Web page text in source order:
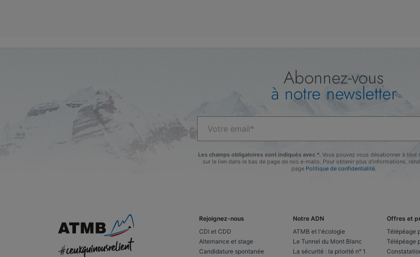
Abonnez-vous
à notre newsletter
Les champs obligatoires sont indiqués avec *. Vous pouvez vous désabonner à tout
sur le lien dans le bas de page de nos e-mails. Pour obtenir plus d'informations,
page Politique de confidentialité.
Rejoignez-nous
CDI et CDD
Alternance et stage
Candidature spontanée
Notre ADN
ATMB et l'écologie
Le Tunnel du Mont Blanc
La sécurité : la priorité n° 1
Offres et
Télépéage
Télépéage